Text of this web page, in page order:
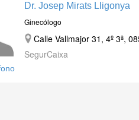
Dr. Josep Mirats Lligonya
Ginecólogo
Calle Vallmajor 31, 4º 3ª,
SegurCaixa